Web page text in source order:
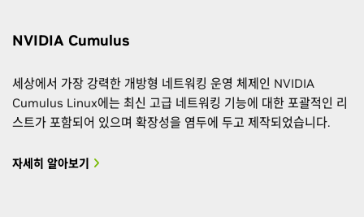
64x
QSFP-
DD
NVIDIA Cumulus
세상에서 가장 강력한 개방형 네트워킹 운영 체제인 NVIDIA
Cumulus Linux에는 최신 고급 네트워킹 기능에 대한 포괄적인 리
스트가 포함되어 있으며 확장성을 염두에 두고 제작되었습니다.
자세히 알아보기